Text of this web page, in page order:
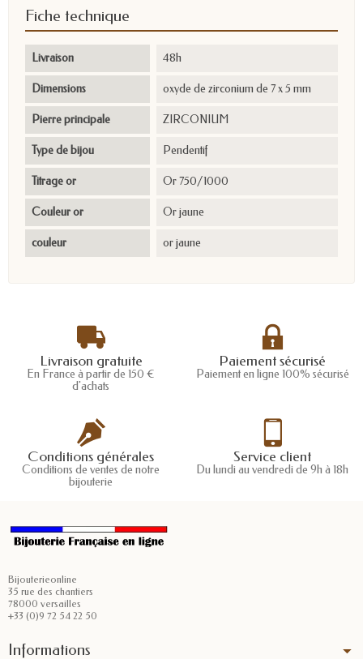
Fiche technique
Livraison 48h
Dimensions oxyde de zirconium de 7 x 5 mm
Pierre principale ZIRCONIUM
Type de bijou Pendentif
Titrage or Or 750/1000
Couleur or Or jaune
couleur or jaune
Livraison gratuite
En France à partir de 150 €
d'achats
Paiement sécurisé
Paiement en ligne 100% sécurisé
Conditions générales
Conditions de ventes de notre
bijouterie
Service client
Du lundi au vendredi de 9h à 18h
Bijouterieonline
35 rue des chantiers
78000 versailles
+33 (0)9 72 54 22 50
Informations